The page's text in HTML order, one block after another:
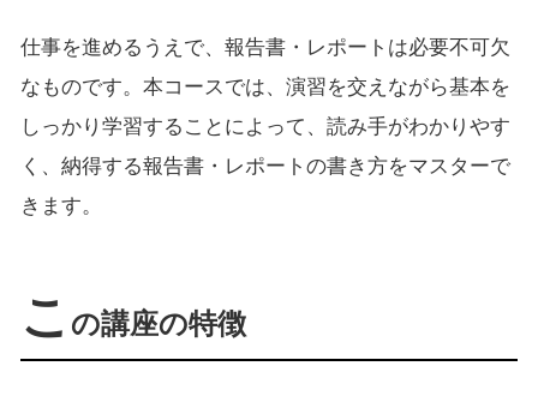
仕事を進めるうえで、報告書・レポートは必要不可欠
なものです。本コースでは、演習を交えながら基本を
しっかり学習することによって、読み手がわかりやす
く、納得する報告書・レポートの書き方をマスターで
きます。
こ の講座の特徴